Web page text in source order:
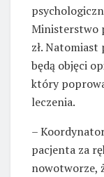
Ministerstwo
zł.
będą objęci
który
leczenia.
–
pacjenta za
nowotworze,